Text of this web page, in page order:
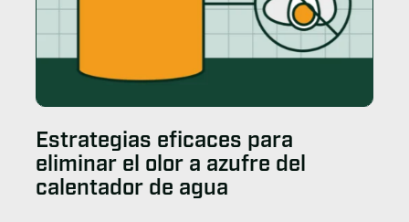
Estrategias eficaces para
eliminar el olor a azufre del
calentador de agua